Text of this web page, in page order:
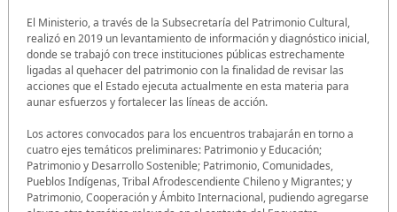
El Ministerio, a través de la Subsecretaría del Patrimonio Cultural,
realizó en 2019 un levantamiento de información y diagnóstico inicial,
donde se trabajó con trece instituciones públicas estrechamente
ligadas al quehacer del patrimonio con la finalidad de revisar las
acciones que el Estado ejecuta actualmente en esta materia para
aunar esfuerzos y fortalecer las líneas de acción.
Los actores convocados para los encuentros trabajarán en torno a
cuatro ejes temáticos preliminares: Patrimonio y Educación;
Patrimonio y Desarrollo Sostenible; Patrimonio, Comunidades,
Pueblos Indígenas, Tribal Afrodescendiente Chileno y Migrantes; y
Patrimonio, Cooperación y Ámbito Internacional, pudiendo agregarse